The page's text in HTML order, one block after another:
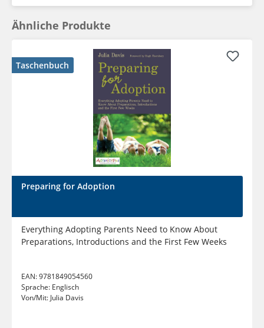
Ähnliche Produkte
Taschenbuch
Preparing for Adoption
Everything Adopting Parents Need to Know About
Preparations, Introductions and the First Few Weeks
EAN:9781849054560
Sprache: Englisch
Von/Mit: Julia Davis